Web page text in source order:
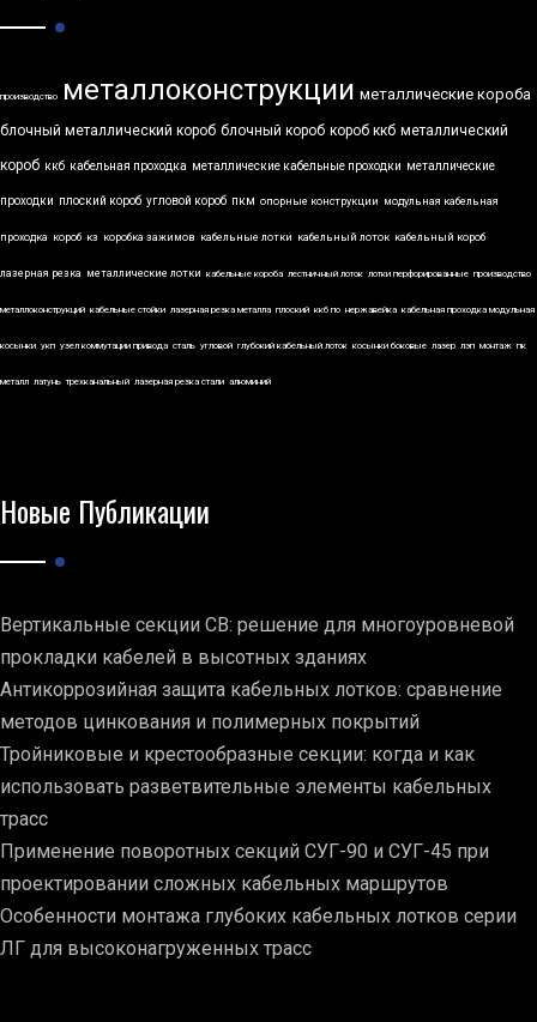
производство металлоконструкции металлические короба
блочный металлический короб блочный короб короб ккб металлический
короб ккб кабельная проходка металлические кабельные проходки металлические
проходки плоский короб угловой короб пкм опорные конструкции модульная кабельная
проходка короб кз коробка зажимов кабельные лотки кабельный лоток кабельный короб
лазерная резка металлические лотки кабельные короба лестничный лоток лотки перфорированные производство
металлоконструкций кабельные стойки лазерная резка металла плоский ккб по нержавейка кабельная проходка модульная
косынки укп узел коммутации привода сталь угловой глубокий кабельный лоток косынки боковые лазер лэп монтаж пк
металл латунь трехканальный лазерная резка стали алюминий
Новые Публикации
Вертикальные секции СВ: решение для многоуровневой
прокладки кабелей в высотных зданиях
Антикоррозийная защита кабельных лотков: сравнение
методов цинкования и полимерных покрытий
Тройниковые и крестообразные секции: когда и как
использовать разветвительные элементы кабельных
трасс
Применение поворотных секций СУГ-90 и СУГ-45 при
проектировании сложных кабельных маршрутов
Особенности монтажа глубоких кабельных лотков серии
ЛГ для высоконагруженных трасс